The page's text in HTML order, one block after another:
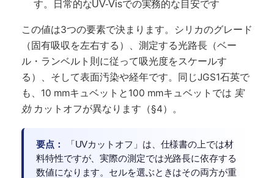
す。日常的なUV-Visでの実務的な目安です
この値は3つの要素で決まります。シリカのグレード
（固有吸収を左右する）、測定する光路長（ベー
ル・ランベルト則に従って吸光度をスケールす
る）、そして表面汚染や経年です。同じJGS1石英で
も、10 mmキュベットと100 mmキュベットでは 実
効カットオフが異なります（§4）。
要点：
「UVカットオフ」は、仕様書の上では材
料特性ですが、実際の測定では光路長に依存する
数値になります。セルを選ぶときはその両方が重